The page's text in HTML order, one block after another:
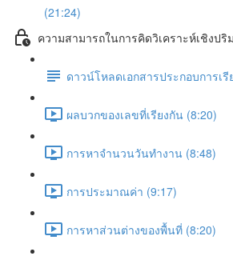
(21:24)
ความสามารถในการคิดวิเคราะห์เชิงป
ดาวน์โหลดเอกสารประกอบการเ
ผลบวกของเลขที่เรียงกัน (8:20)
การหาจำนวนวันทำงาน (8:48)
การประมาณค่า (9:17)
การหาส่วนต่างของพื้นที่ (8:20)